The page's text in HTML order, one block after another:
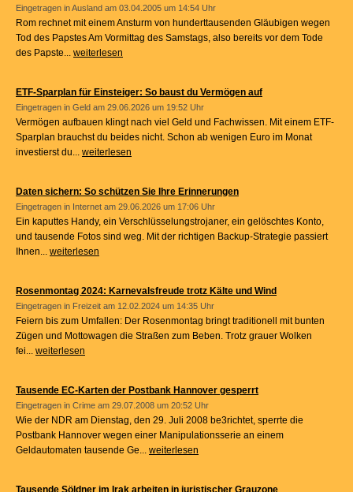
Eingetragen inAusland am 03.04.2005 um 14:54 Uhr
Rom rechnet mit einem Ansturm von hunderttausenden Gläubigen wegen
Tod des Papstes Am Vormittag des Samstags, also bereits vor dem Tode
des Papste... weiterlesen
ETF-Sparplan für Einsteiger: So baust du Vermögen auf
Eingetragen in Geld am 29.06.2026 um 19:52 Uhr
Vermögen aufbauen klingt nach viel Geld und Fachwissen. Mit einem ETF-
Sparplan brauchst du beides nicht. Schon ab wenigen Euro im Monat
investierst du... weiterlesen
Daten sichern: So schützen Sie Ihre Erinnerungen
Eingetragen in Internet am 29.06.2026 um 17:06 Uhr
Ein kaputtes Handy, ein Verschlüsselungstrojaner, ein gelöschtes Konto,
und tausende Fotos sind weg. Mit der richtigen Backup-Strategie passiert
Ihnen... weiterlesen
Rosenmontag 2024: Karnevalsfreude trotz Kälte und Wind
Eingetragen in Freizeit am 12.02.2024 um 14:35 Uhr
Feiern bis zum Umfallen: Der Rosenmontag bringt traditionell mit bunten
Zügen und Mottowagen die Straßen zum Beben. Trotz grauer Wolken
fei... weiterlesen
Tausende EC-Karten der Postbank Hannover gesperrt
Eingetragen in Crime am 29.07.2008 um 20:52 Uhr
Wie der NDR am Dienstag, den 29. Juli 2008 be3richtet, sperrte die
Postbank Hannover wegen einer Manipulationsserie an einem
Geldautomaten tausende Ge... weiterlesen
Tausende Söldner im Irak arbeiten in juristischer Grauzone